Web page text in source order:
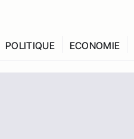
POLITIQUE ECONOMIE